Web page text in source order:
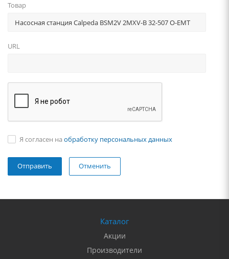
Товар
URL
Я согласен на обработку персональных данных
Отменить
Каталог
Акции
Производители